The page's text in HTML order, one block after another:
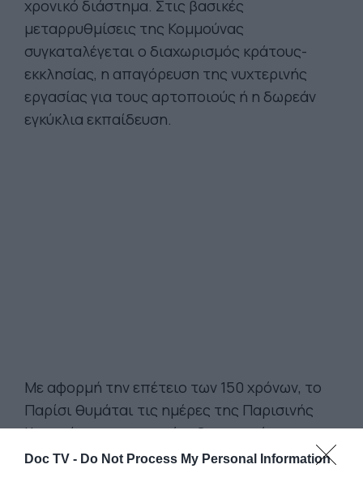
Doc TV - Do Not Process My Personal Information
χρονικό διάστημα. Στις βασικές
μεταρρυθμίσεις της Κομμούνας
συγκαταλέγεται ο διαχωρισμός κράτους-
εκκλησίας, η απαγόρευση της νυχτερινής
εργασίας για τους αρτοποιούς ή η δωρεάν
εγκύκλια εκπαίδευση.
Με αφορμή την επέτειο των 150 χρόνων, το
Παρίσι θυμάται τις ημέρες της Παρισινής
Κομμούνας, που συντάραξαν τον κόσμο της
εποχής. Εξαιτίας της πανδημίας και των